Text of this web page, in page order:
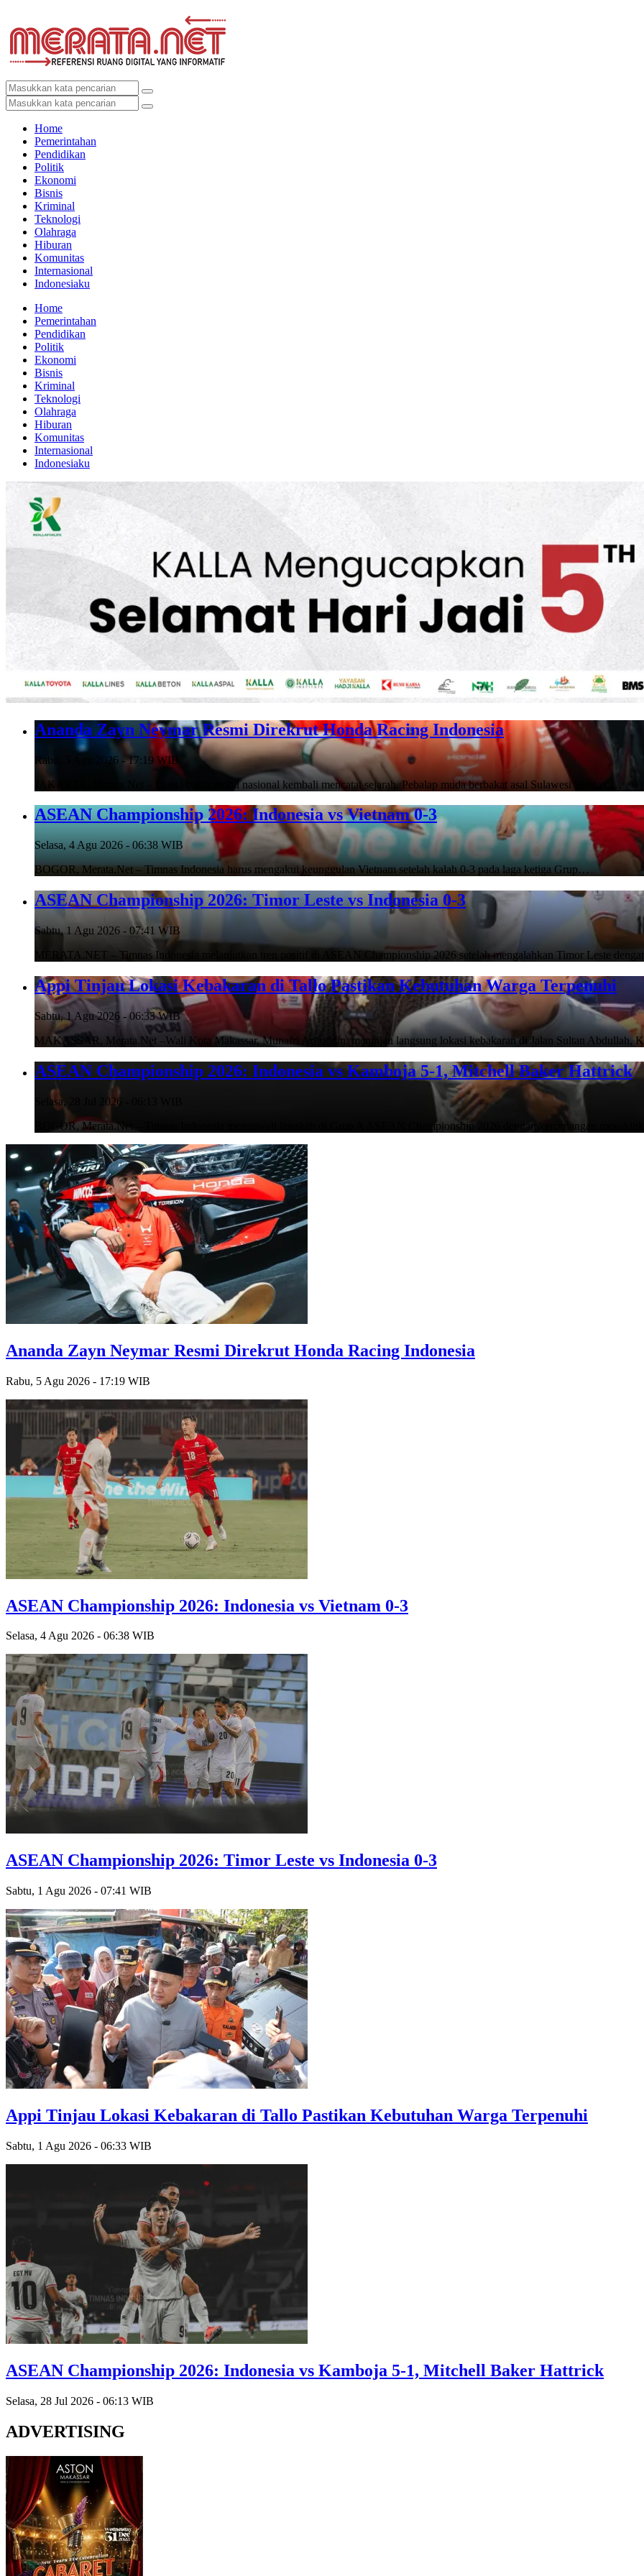
Home
Pemerintahan
Pendidikan
Politik
Ekonomi
Bisnis
Kriminal
Teknologi
Olahraga
Hiburan
Komunitas
Internasional
Indonesiaku
Home
Pemerintahan
Pendidikan
Politik
Ekonomi
Bisnis
Kriminal
Teknologi
Olahraga
Hiburan
Komunitas
Internasional
Indonesiaku
Ananda Zayn Neymar Resmi Direkrut Honda Racing Indonesia
Rabu, 5 Agu 2026 - 17:19 WIB
JAKARTA, Merata.Net – Dunia balap mobil nasional kembali mencatat sejarah. Pebalap muda berbakat asal Sulawesi Selatan,…
ASEAN Championship 2026: Indonesia vs Vietnam 0-3
Selasa, 4 Agu 2026 - 06:38 WIB
BOGOR, Merata.Net – Timnas Indonesia harus mengakui keunggulan Vietnam setelah kalah 0-3 pada laga ketiga Grup…
ASEAN Championship 2026: Timor Leste vs Indonesia 0-3
Sabtu, 1 Agu 2026 - 07:41 WIB
MERATA.NET – Timnas Indonesia melanjutkan tren positif di ASEAN Championship 2026 setelah mengalahkan Timor Leste
Appi Tinjau Lokasi Kebakaran di Tallo Pastikan Kebutuhan Warga Terpenuhi
Sabtu, 1 Agu 2026 - 06:33 WIB
MAKASSAR, Merata.Net –Wali Kota Makassar, Munafri Arifuddin, meninjau langsung lokasi kebakaran di Jalan Sultan Abdullah,
ASEAN Championship 2026: Indonesia vs Kamboja 5-1, Mitchell Baker Hattrick
Selasa, 28 Jul 2026 - 06:13 WIB
BOGOR, Merata.Net – Timnas Indonesia mengawali langkah di Grup A ASEAN Championship 2026 dengan kemenangan
Ananda Zayn Neymar Resmi Direkrut Honda Racing Indonesia
Rabu, 5 Agu 2026 - 17:19 WIB
ASEAN Championship 2026: Indonesia vs Vietnam 0-3
Selasa, 4 Agu 2026 - 06:38 WIB
ASEAN Championship 2026: Timor Leste vs Indonesia 0-3
Sabtu, 1 Agu 2026 - 07:41 WIB
Appi Tinjau Lokasi Kebakaran di Tallo Pastikan Kebutuhan Warga Terpenuhi
Sabtu, 1 Agu 2026 - 06:33 WIB
ASEAN Championship 2026: Indonesia vs Kamboja 5-1, Mitchell Baker Hattrick
Selasa, 28 Jul 2026 - 06:13 WIB
ADVERTISING